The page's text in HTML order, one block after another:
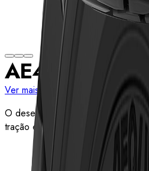
AE417
Ver mais medidas
O desenho profundo da banda de
tração e resistência ao corte.
Ver detalhes